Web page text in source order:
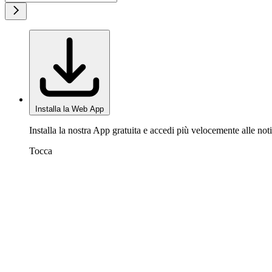
Installa la Web App
Installa la nostra App gratuita e accedi più velocemente alle
Tocca